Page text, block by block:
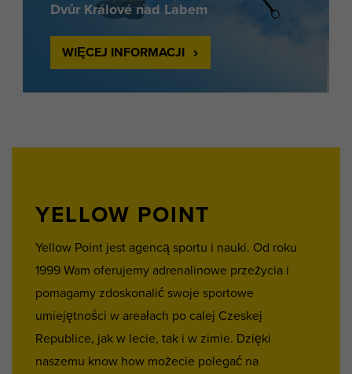
Dvůr Králové nad Labem
WIĘCEJ INFORMACJI
YELLOW POINT
Yellow Point jest agencą sportu i nauki. Od roku
1999 Wam oferujemy adrenalinowe przeżycia i
pomagamy zdoskonalić swoje sportowe
umiejętności w areałach po calej Czeskej
Republice, jak w lecie, tak i w zimie. Dzięki
naszemu know how możecie polegać na